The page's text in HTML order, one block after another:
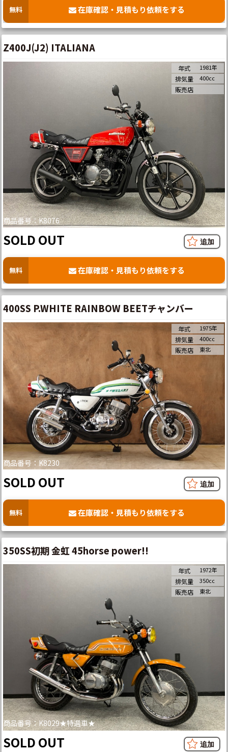
無料 在庫確認・見積もり依頼をする
Z400J(J2) ITALIANA
商品番号：K8076
年式 1981年
排気量 400cc
販売店
SOLD OUT
無料 在庫確認・見積もり依頼をする
400SS P.WHITE RAINBOW BEETチャンバー
商品番号：K8230
年式 1975年
排気量 400cc
販売店 東北
SOLD OUT
無料 在庫確認・見積もり依頼をする
350SS初期 金虹 45horse power!!
商品番号：K8029★特選車★
年式 1972年
排気量 350cc
販売店 東北
SOLD OUT